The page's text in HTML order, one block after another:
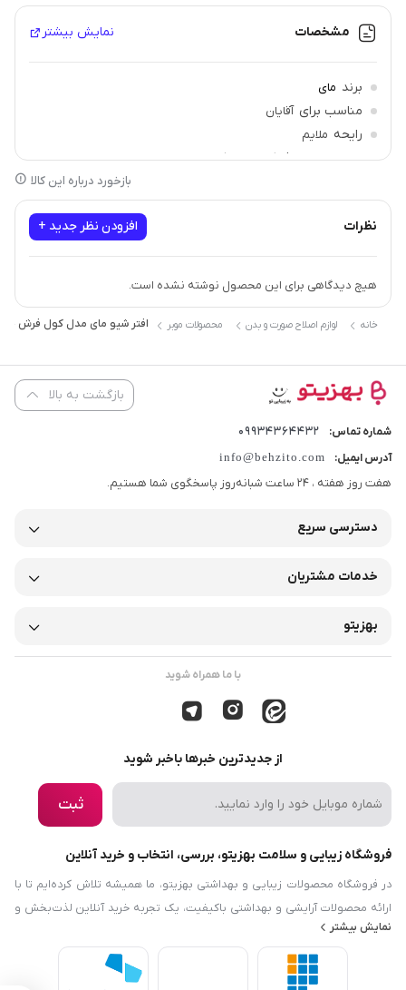
مشخصات نمایش بیشتر
برند مای
مناسب برای آقایان
رایحه ملایم
رده سنی مصرف کننده بزرگسالان
بازخورد درباره این کالا
نظرات افزودن نظر جدید +
هیچ دیدگاهی برای این محصول نوشته نشده است.
خانه لوازم اصلاح صورت و بدن محصولات موبر افتر شیو مای مدل کول فرش حجم 100 میلی
بازگشت به بالا
شماره تماس: 09934364432
آدرس ایمیل: info@behzito.com
هفت روز هفته ، 24 ساعت شبانه‌روز پاسخگوی شما هستیم.
دسترسی سریع
خدمات مشتریان
بهزیتو
با ما همراه شوید
از جدیدترین خبرها باخبر شوید
ثبت
فروشگاه زیبایی و سلامت بهزیتو، بررسی، انتخاب و خرید آنلاین
در فروشگاه محصولات زیبایی و بهداشتی بهزیتو، ما همیشه تلاش کرده‌ایم تا با
ارائه محصولات آرایشی و بهداشتی باکیفیت، یک تجربه خرید آنلاین لذت‌بخش و
رضایت‌بخش را برایتان فراهم کنیم. هدف ما این است که نیازها و دانش مرتبط با
زیبایی، بهداشت و سلامت را در دسترس شما قرار دهیم. فروشگاه محصولات
زیبایی و بهداشتی بهزیتو نه‌تنها در زمینه محصولات آرایشی و بهداشتی فعالیت
نمایش بیشتر